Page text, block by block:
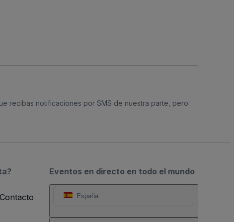
recibas notificaciones por SMS de nuestra parte, pero
Eventos en directo en todo el mundo
España